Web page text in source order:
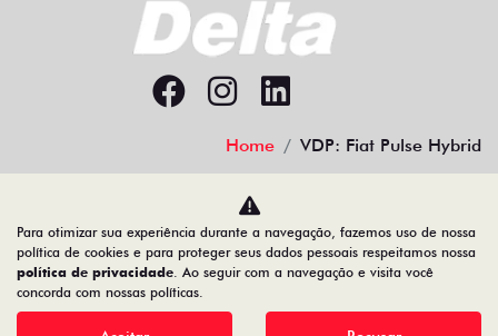
Home VDP: Fiat Pulse Hybrid
Desacelere. Seu bem maior é a vida.
Comercial de Veículos Delta Ltda
Para otimizar sua experiência durante a navegação, fazemos uso de nossa
política de cookies e para proteger seus dados pessoais respeitamos nossa
política de privacidade. Ao seguir com a navegação e visita você
concorda com nossas políticas.